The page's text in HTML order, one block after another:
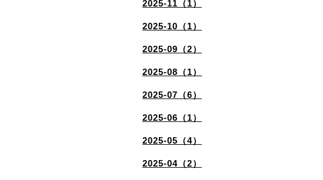
2025-11（1）
2025-10（1）
2025-09（2）
2025-08（1）
2025-07（6）
2025-06（1）
2025-05（4）
2025-04（2）